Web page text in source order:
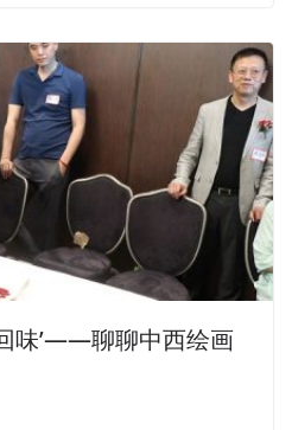
回味’——聊聊中西绘画